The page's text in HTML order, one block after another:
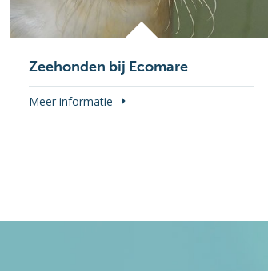
Zeehonden bij Ecomare
Meer informatie